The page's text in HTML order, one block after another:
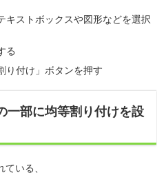
キストボックスや図形などを選択
る
り付け」ボタンを押す
一部に均等割り付けを設
いる、